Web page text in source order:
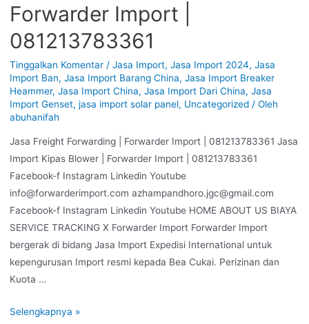
Forwarder Import |
081213783361
Tinggalkan Komentar / Jasa Import, Jasa Import 2024, Jasa
Import Ban, Jasa Import Barang China, Jasa Import Breaker
Heammer, Jasa Import China, Jasa Import Dari China, Jasa
Import Genset, jasa import solar panel, Uncategorized/ Oleh
abuhanifah
Jasa Freight Forwarding | Forwarder Import | 081213783361 Jasa
Import Kipas Blower | Forwarder Import | 081213783361
Facebook-f Instagram Linkedin Youtube
info@forwarderimport.com azhampandhoro.jgc@gmail.com
Facebook-f Instagram Linkedin Youtube HOME ABOUT US BIAYA
SERVICE TRACKING X Forwarder Import Forwarder Import
bergerak di bidang Jasa Import Expedisi International untuk
kepengurusan Import resmi kepada Bea Cukai. Perizinan dan
Kuota …
Selengkapnya »